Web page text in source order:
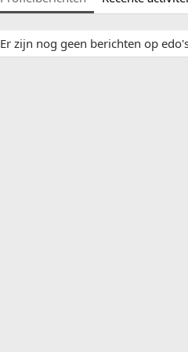
Er zijn nog geen berichten op